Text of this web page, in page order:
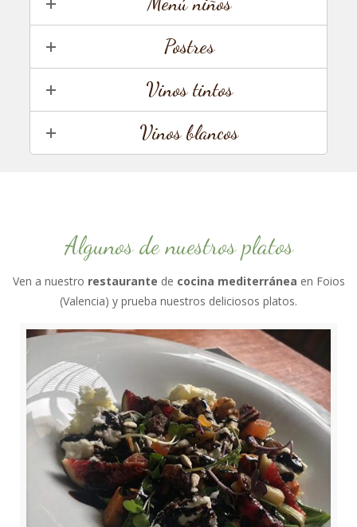
Postres
Vinos tintos
Vinos blancos
Algunos de nuestros platos
Ven a nuestro restaurante de cocina mediterránea en Foios
(Valencia) y prueba nuestros deliciosos platos.